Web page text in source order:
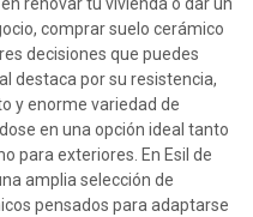
renovar tu vivienda o dar un
comprar suelo cerámico
decisiones que puedes
destaca por su resistencia,
y enorme variedad de
en una opción ideal tanto
para exteriores. En Esil de
amplia selección de
pensados para adaptarse